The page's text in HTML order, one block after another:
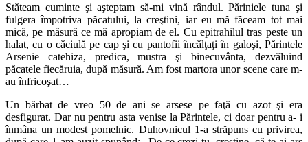
Stăteam cuminte şi aşteptam să-mi vină rândul. Păriniele tuna şi
fulgera împotriva păcatului, la creştini, iar eu mă făceam tot mai
mică, pe măsură ce mă apropiam de el. Cu epitrahilul tras peste un
halat, cu o căciulă pe cap şi cu pantofii încălţaţi în galoşi, Părintele
Arsenie catehiza, predica, mustra şi binecuvânta, dezvăluind
păcatele fiecăruia, după măsură. Am fost martora unor scene care m-
au înfricoşat…
Un bărbat de vreo 50 de ani se arsese pe faţă cu azot şi era
desfigurat. Dar nu pentru asta venise la Părintele, ci doar pentru a- i
înmâna un modest pomelnic. Duhovnicul 1-a străpuns cu privirea,